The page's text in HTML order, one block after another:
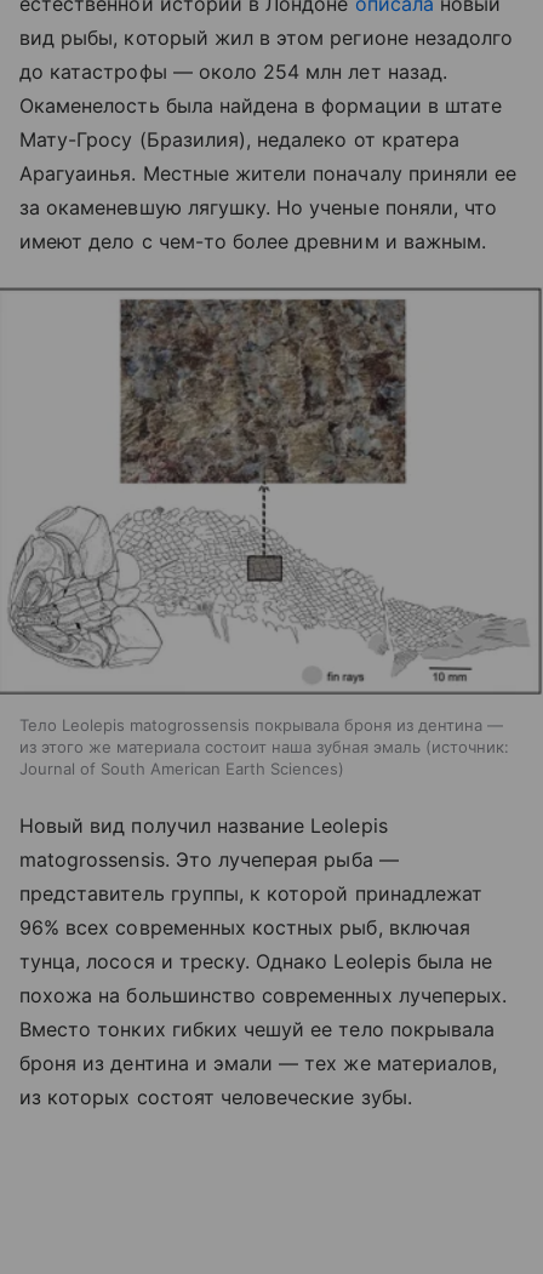
вид рыбы, который жил в этом регионе незадолго
до катастрофы — около 254 млн лет назад.
Окаменелость была найдена в формации в штате
Мату-Гросу (Бразилия), недалеко от кратера
Арагуаинья. Местные жители поначалу приняли ее
за окаменевшую лягушку. Но ученые поняли, что
имеют дело с чем-то более древним и важным.
Тело Leolepis matogrossensis покрывала броня из дентина —
из этого же материала состоит наша зубная эмаль
источник:
Journal of South American Earth Sciences
Новый вид получил название Leolepis
matogrossensis. Это лучеперая рыба —
представитель группы, к которой принадлежат
96% всех современных костных рыб, включая
тунца, лосося и треску. Однако Leolepis была не
похожа на большинство современных лучеперых.
Вместо тонких гибких чешуй ее тело покрывала
броня из дентина и эмали — тех же материалов,
из которых состоят человеческие зубы.